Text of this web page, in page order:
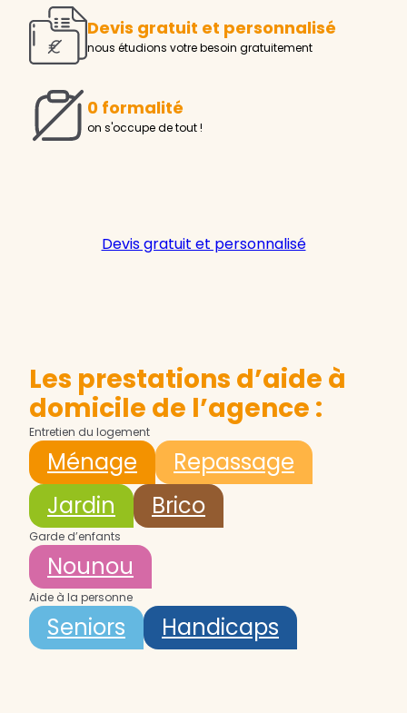
Devis gratuit et personnalisé
nous étudions votre besoin gratuitement
0 formalité
on s'occupe de tout !
Devis gratuit et personnalisé
Les prestations d’aide à
domicile de l’agence :
Entretien du logement
Ménage
Repassage
Jardin
Brico
Garde d’enfants
Nounou
Aide à la personne
Seniors Handicaps